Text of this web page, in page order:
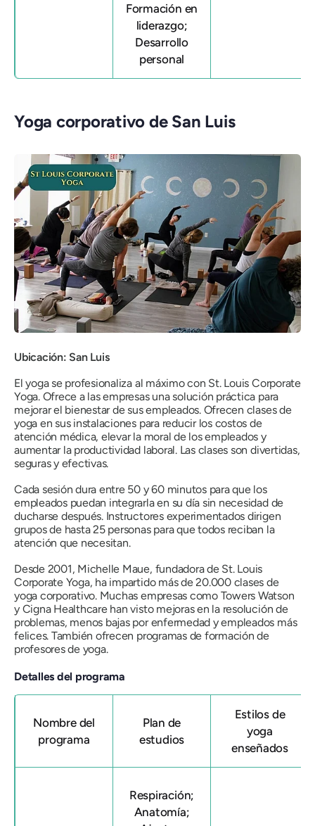
Formación en
liderazgo;
Desarrollo
personal
Yoga corporativo de San Luis
Ubicación: San Luis
El yoga se profesionaliza al máximo con St. Louis Corporate
Yoga. Ofrece a las empresas una solución práctica para
mejorar el bienestar de sus empleados. Ofrecen clases de
yoga en sus instalaciones para reducir los costos de
atención médica, elevar la moral de los empleados y
aumentar la productividad laboral. Las clases son divertidas,
seguras y efectivas.
Cada sesión dura entre 50 y 60 minutos para que los
empleados puedan integrarla en su día sin necesidad de
ducharse después. Instructores experimentados dirigen
grupos de hasta 25 personas para que todos reciban la
atención que necesitan.
Desde 2001, Michelle Maue, fundadora de St. Louis
Corporate Yoga, ha impartido más de 20.000 clases de
yoga corporativo. Muchas empresas como Towers Watson
y Cigna Healthcare han visto mejoras en la resolución de
problemas, menos bajas por enfermedad y empleados más
felices. También ofrecen programas de formación de
profesores de yoga.
Detalles del programa
Nombre del
programa
Plan de
estudios
Estilos de
yoga
enseñados
Respiración;
Anatomía;